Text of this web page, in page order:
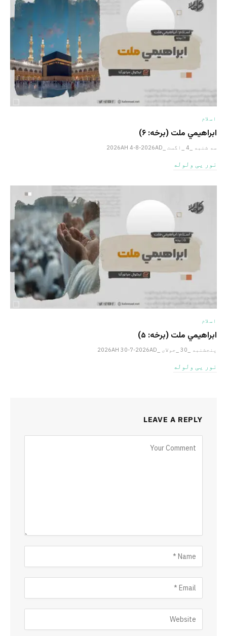
اسلام
ابراهيمي ملت (برخه: ۶)
سه شنبه _4 _اگست _2026AH 4-8-2026AD
نور یی ولوله
اسلام
ابراهيمي ملت (برخه: ۵)
پنجشنبه _30 _جولای _2026AH 30-7-2026AD
نور یی ولوله
LEAVE A REPLY